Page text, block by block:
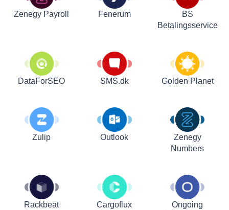
Zenegy Payroll Fenerum
BS
Betalingsservice
DataForSEO SMS.dk Golden Planet
Zulip Outlook
Zenegy
Numbers
Rackbeat Cargoflux
Ongoing